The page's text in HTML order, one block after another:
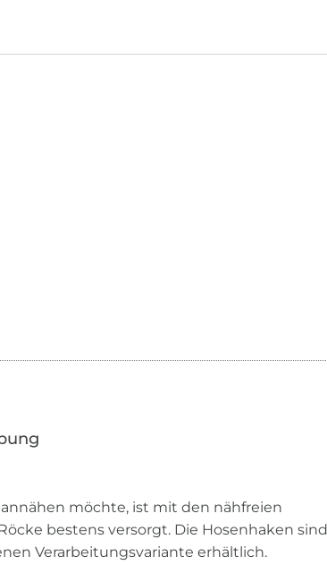
möchte, ist mit den nähfreien
bestens versorgt. Die Hosenhaken sind
Verarbeitungsvariante erhältlich.